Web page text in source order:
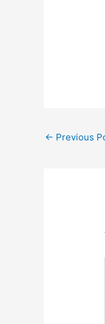
← Previous